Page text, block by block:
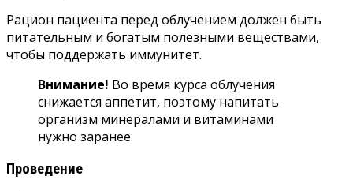
Рацион пациента перед облучением должен быть
питательным и богатым полезными веществами,
чтобы поддержать иммунитет.
Внимание! Во время курса облучения
снижается аппетит, поэтому напитать
организм минералами и витаминами
нужно заранее.
Проведение